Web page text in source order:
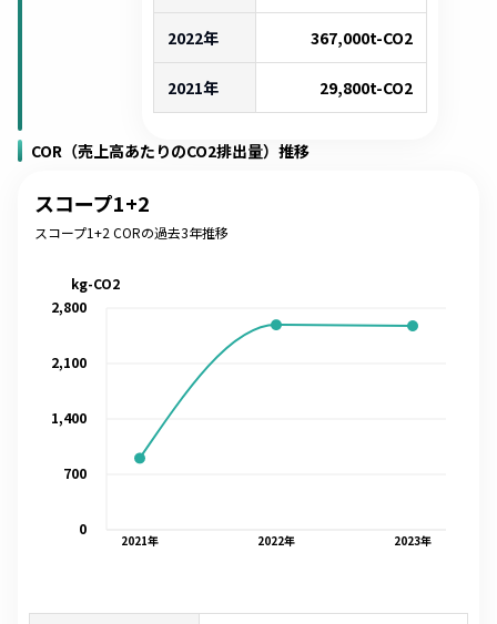
2022年 367,000t-CO2
2021年 29,800t-CO2
COR（売上高あたりのCO2排出量）推移
スコープ1+2
スコープ1+2 CORの過去3年推移
2021年 2022年 2023年
0
700
1,400
2,100
2,800
kg-CO2